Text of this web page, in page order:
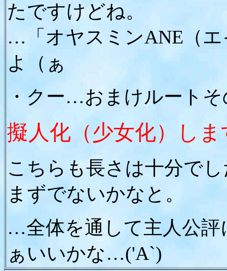
たですけどね。
…「オヤスミンANE（
よ（ぁ
・クー…おまけルート
擬人化（少女化）し
こちらも長さは十分で
まずでないかなと。
…全体を通して主人公
ぁいいかな…('A`)